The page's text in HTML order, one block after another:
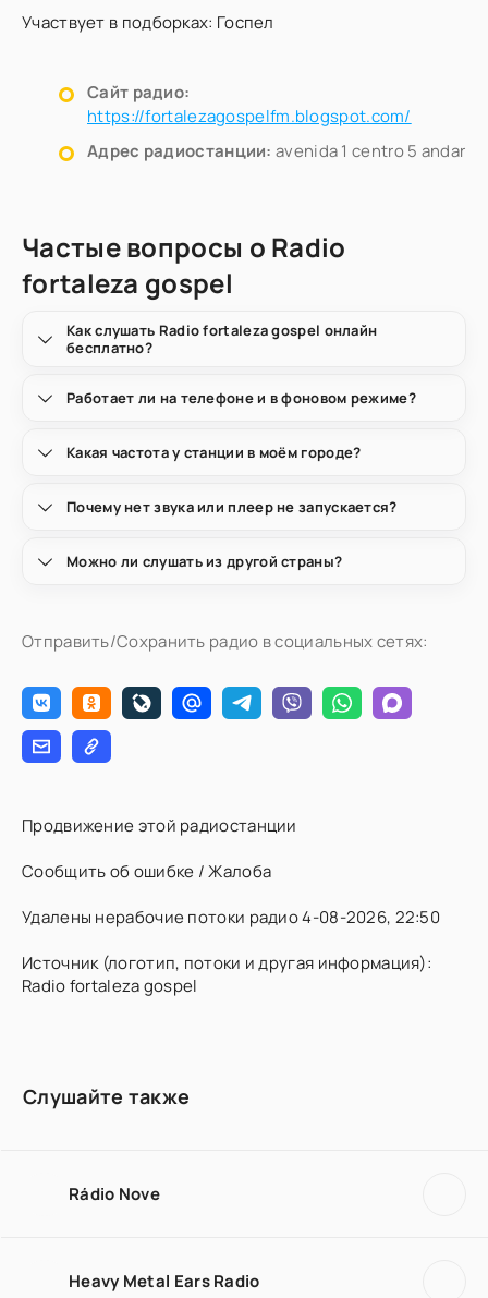
Участвует в подборках: Госпел
Сайт радио:
https://fortalezagospelfm.blogspot.com/
Адрес радиостанции: avenida 1 centro 5 andar
Частые вопросы о Radio
fortaleza gospel
Как слушать Radio fortaleza gospel онлайн
бесплатно?
Работает ли на телефоне и в фоновом режиме?
Какая частота у станции в моём городе?
Почему нет звука или плеер не запускается?
Можно ли слушать из другой страны?
Отправить/Сохранить радио в социальных сетях:
Продвижение этой радиостанции
Сообщить об ошибке / Жалоба
Удалены нерабочие потоки радио 4-08-2026, 22:50
Источник (логотип, потоки и другая информация):
Radio fortaleza gospel
Слушайте также
Rádio Nove
Heavy Metal Ears Radio